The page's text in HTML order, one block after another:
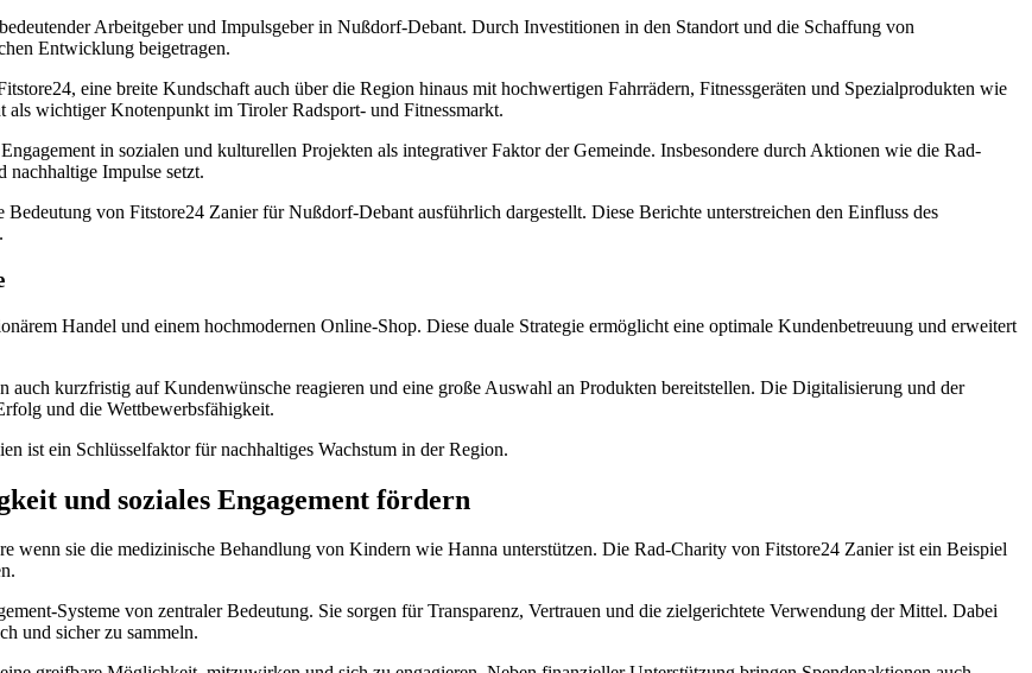
Arbeitgeber und Impulsgeber in Nußdorf-Debant. Durch Investitionen in den Standort und die Schaffung von
Entwicklung beigetragen.
eine breite Kundschaft auch über die Region hinaus mit hochwertigen Fahrrädern, Fitnessgeräten und Spezialprodukten wie
wichtiger Knotenpunkt im Tiroler Radsport- und Fitnessmarkt.
in sozialen und kulturellen Projekten als integrativer Faktor der Gemeinde. Insbesondere durch Aktionen wie die Rad-
Impulse setzt.
Bedeutung von Fitstore24 Zanier für Nußdorf-Debant ausführlich dargestellt. Diese Berichte unterstreichen den Einfluss des
Handel und einem hochmodernen Online-Shop. Diese duale Strategie ermöglicht eine optimale Kundenbetreuung und erweitert
kurzfristig auf Kundenwünsche reagieren und eine große Auswahl an Produkten bereitstellen. Die Digitalisierung und der
und die Wettbewerbsfähigkeit.
ist ein Schlüsselfaktor für nachhaltiges Wachstum in der Region.
und soziales Engagement fördern
wenn sie die medizinische Behandlung von Kindern wie Hanna unterstützen. Die Rad-Charity von Fitstore24 Zanier ist ein Beispiel
Systeme von zentraler Bedeutung. Sie sorgen für Transparenz, Vertrauen und die zielgerichtete Verwendung der Mittel. Dabei
und sicher zu sammeln.